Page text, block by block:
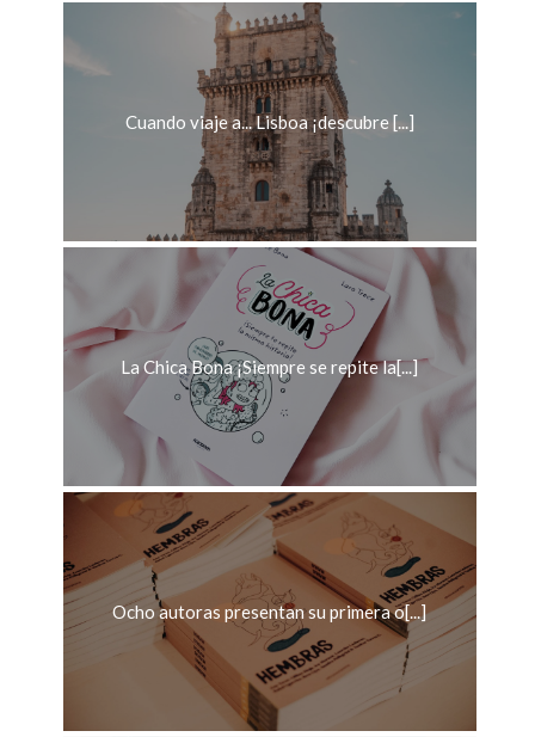
Cuando viaje a... Lisboa ¡descubre [...]
La Chica Bona ¡Siempre se repite la[...]
Ocho autoras presentan su primera o[...]